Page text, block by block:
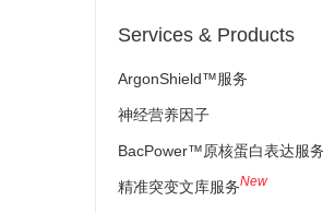
Services & Products
ArgonShield™服务
神经营养因子
BacPower™原核蛋白表达服务
精准突变文库服务New